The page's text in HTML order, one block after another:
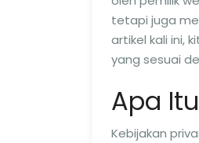
tetapi juga
artikel kali ini,
yang sesuai
Apa
Kebijakan